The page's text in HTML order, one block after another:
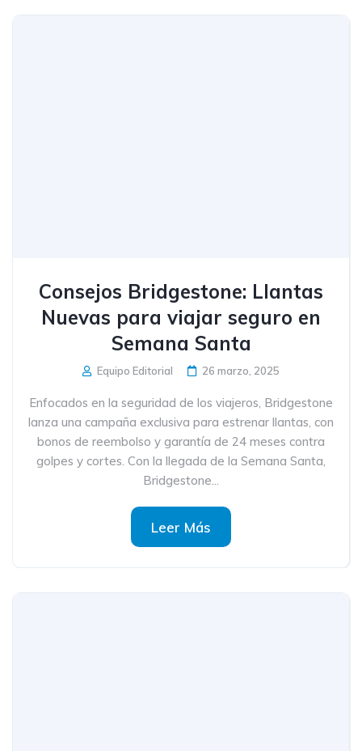
Consejos Bridgestone: Llantas
Nuevas para viajar seguro en
Semana Santa
Equipo Editorial 26 marzo, 2025
Enfocados en la seguridad de los viajeros, Bridgestone
lanza una campaña exclusiva para estrenar llantas, con
bonos de reembolso y garantía de 24 meses contra
golpes y cortes. Con la llegada de la Semana Santa,
Bridgestone...
Leer Más